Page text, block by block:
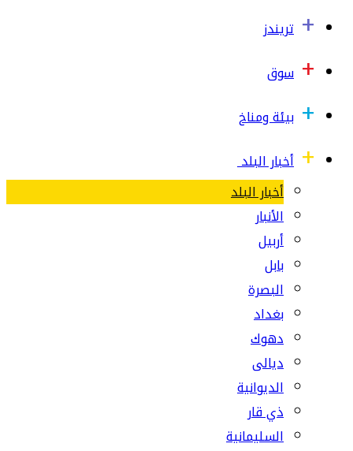
تريندز
سوق
بيئة ومناخ
أخبار البلد
أخبار البلد
الأنبار
أربيل
بابل
البصرة
بغداد
دهوك
ديالى
الديوانية
ذي قار
السليمانية